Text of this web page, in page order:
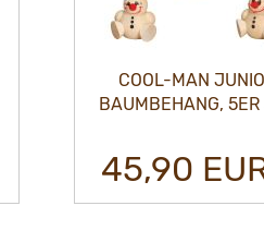
COOL-MAN
BAUMBEHANG, 5ER
45,90